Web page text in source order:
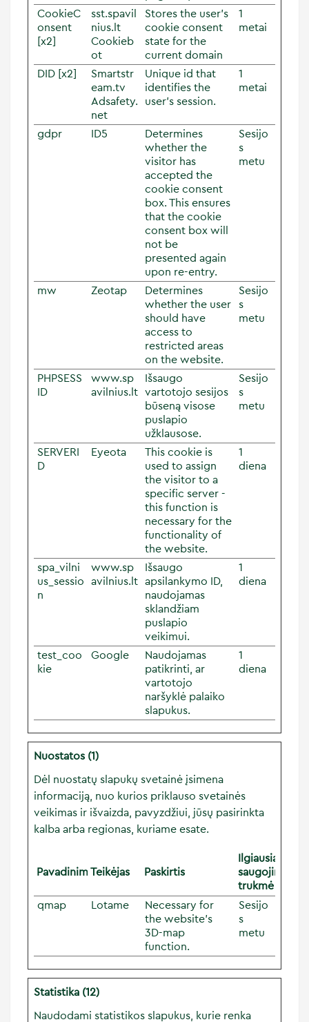
CookieC
onsent
[x2]
sst.spavil
nius.lt
Cookieb
ot
Stores the user's
cookie consent
state for the
current domain
1
metai
DID [x2]
Smartstr
eam.tv
Adsafety.
net
Unique id that
identifies the
user's session.
1
metai
gdpr ID5
Determines
whether the
visitor has
accepted the
cookie consent
box. This ensures
that the cookie
consent box will
not be
presented again
upon re-entry.
Sesijo
s
metu
mw Zeotap
Determines
whether the user
should have
access to
restricted areas
on the website.
Sesijo
s
metu
PHPSESS
ID
www.sp
avilnius.lt
Išsaugo
vartotojo sesijos
būseną visose
puslapio
užklausose.
Sesijo
s
metu
SERVERI
D
Eyeota
This cookie is
used to assign
the visitor to a
specific server -
this function is
necessary for the
functionality of
the website.
1
diena
spa_vilni
us_sessio
n
www.sp
avilnius.lt
Išsaugo
apsilankymo ID,
naudojamas
sklandžiam
puslapio
veikimui.
1
diena
test_coo
kie
Google
Naudojamas
patikrinti, ar
vartotojo
naršyklė palaiko
slapukus.
1
diena
Nuostatos (1)
Dėl nuostatų slapukų svetainė įsimena
informaciją, nuo kurios priklauso svetainės
veikimas ir išvaizda, pavyzdžiui, jūsų pasirinkta
kalba arba regionas, kuriame esate.
PavadinimasTeikėjas Paskirtis
Ilgiausia
saugojimo
trukmė
qmap
Lotame
Necessary for
the website’s
3D-map
function.
Sesijo
s
metu
Statistika (12)
Naudodami statistikos slapukus, kurie renka